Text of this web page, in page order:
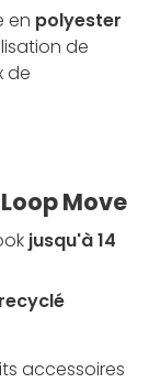
en polyester
de
de
Move
jusqu'à 14
accessoires